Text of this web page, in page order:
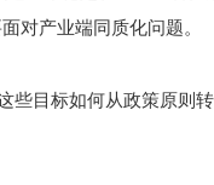
对产业端同质化问题。
目标如何从政策原则